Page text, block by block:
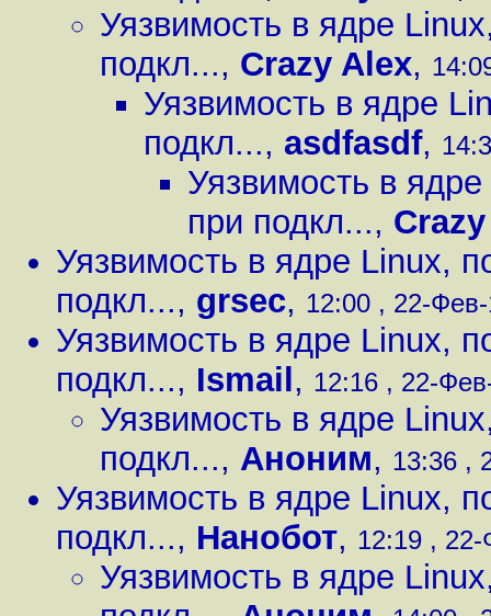
Уязвимость в ядре
подкл..., Crazy Alex,
Уязвимость в ядре
подкл..., asdfasdf,
Уязвимость в
при подкл...,
Уязвимость в ядре Linux,
подкл..., grsec, 12:00 , 22-
Уязвимость в ядре Linux,
подкл..., Ismail , 12:16 , 22-
Уязвимость в ядре
подкл..., Аноним, 13:36 ,
Уязвимость в ядре Linux,
подкл..., Нанобот, 12:19 ,
Уязвимость в ядре